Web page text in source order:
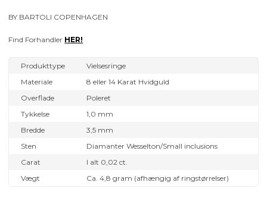
BY BARTOLI COPENHAGEN
Find Forhandler HER!
Produkttype
Vielsesringe
Materiale
8 eller 14 Karat Hvidguld
Overflade
Poleret
Tykkelse
1,0 mm
Bredde
3,5 mm
Sten
Diamanter Wesselton/Small inclusions
Carat
I alt 0,02 ct.
Vægt
Ca. 4,8 gram (afhængig af ringstørrelser)